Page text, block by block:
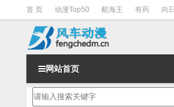
首 页 动漫Top50 航海王 有药 向
斗罗3 火影 一拳超人
网站首页